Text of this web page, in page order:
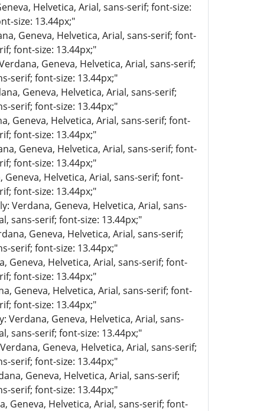
Helvetica, Arial, sans-serif; font-size:
size: 13.44px;"
Geneva, Helvetica, Arial, sans-serif; font-
font-size: 13.44px;"
Geneva, Helvetica, Arial, sans-serif;
serif; font-size: 13.44px;"
Geneva, Helvetica, Arial, sans-serif;
serif; font-size: 13.44px;"
Geneva, Helvetica, Arial, sans-serif; font-
font-size: 13.44px;"
Geneva, Helvetica, Arial, sans-serif; font-
font-size: 13.44px;"
Helvetica, Arial, sans-serif; font-
font-size: 13.44px;"
Verdana, Geneva, Helvetica, Arial, sans-
sans-serif; font-size: 13.44px;"
Geneva, Helvetica, Arial, sans-serif;
serif; font-size: 13.44px;"
Geneva, Helvetica, Arial, sans-serif; font-
font-size: 13.44px;"
Geneva, Helvetica, Arial, sans-serif; font-
font-size: 13.44px;"
Verdana, Geneva, Helvetica, Arial, sans-
sans-serif; font-size: 13.44px;"
Geneva, Helvetica, Arial, sans-serif;
serif; font-size: 13.44px;"
Geneva, Helvetica, Arial, sans-serif;
serif; font-size: 13.44px;"
Geneva, Helvetica, Arial, sans-serif; font-